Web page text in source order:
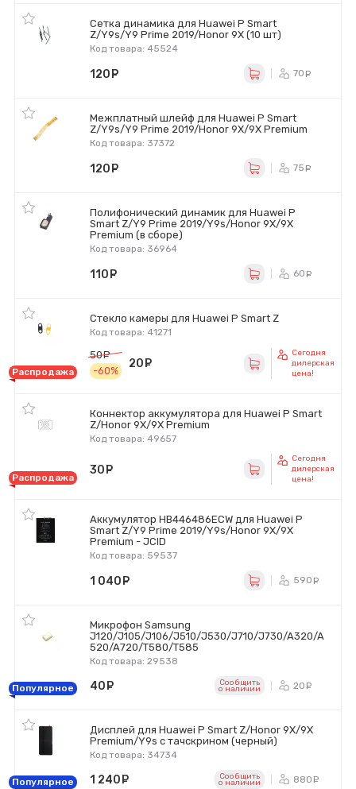
Сетка динамика для Huawei P Smart
Z/Y9s/Y9 Prime 2019/Honor 9X (10 шт)
Код товара: 45524
120 70
Межплатный шлейф для Huawei P Smart
Z/Y9s/Y9 Prime 2019/Honor 9X/9X Premium
Код товара: 37372
120 75
Полифонический динамик для Huawei P
Smart Z/Y9 Prime 2019/Y9s/Honor 9X/9X
Premium (в сборе)
Код товара: 36964
110 60
Стекло камеры для Huawei P Smart Z
Код товара: 41271
Распродажа
50
руб.
-60%
20
Сегодня
дилерская
цена!
Коннектор аккумулятора для Huawei P Smart
Z/Honor 9X/9X Premium
Код товара: 49657
Распродажа
30
Сегодня
дилерская
цена!
Аккумулятор HB446486ECW для Huawei P
Smart Z/Y9 Prime 2019/Y9s/Honor 9X/9X
Premium - JCID
Код товара: 59537
1 040 590
Микрофон Samsung
J120/J105/J106/J510/J530/J710/J730/A320/A
520/A720/T580/T585
Код товара: 29538
Популярное 40 Сообщить
o наличии 20
Дисплей для Huawei P Smart Z/Honor 9X/9X
Premium/Y9s с тачскрином (черный)
Код товара: 34734
Популярное 1 240 Сообщить
o наличии 880